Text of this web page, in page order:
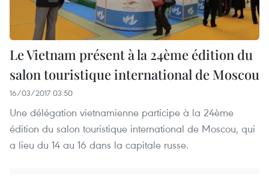
Le Vietnam présent à la 24ème édition du
salon touristique international de Moscou
16/03/2017 03:50
Une délégation vietnamienne participe à la 24ème
édition du salon touristique international de Moscou, qui
a lieu du 14 au 16 dans la capitale russe.